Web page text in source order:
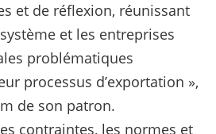
et de réflexion, réunissant
et les entreprises
problématiques
processus d’exportation »,
de son patron.
contraintes, les normes et